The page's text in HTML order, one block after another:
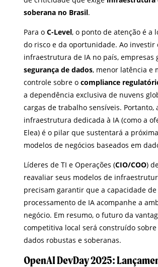
soberana no Brasil.
Para oC-Level, o ponto de atenção é a
do risco e da oportunidade. Ao investir
infraestrutura de IA no país, empresas
segurança de dados, menor latência e
controle sobre ocompliance
a dependência exclusiva de nuvens
cargas de trabalho sensíveis. Portanto,
infraestrutura dedicada à IA (como a
Elea) é o pilar que sustentará a
modelos de negócios baseados em
Líderes de TI e Operações (CIO/COO)
reavaliar seus modelos de
precisam garantir que a capacidade de
processamento de IA acompanhe a
negócio. Em resumo, o futuro da
competitiva local será construído sobre
dados robustas e soberanas.
OpenAI DevDay 2025: